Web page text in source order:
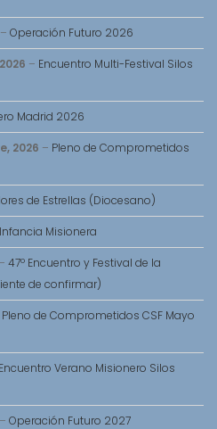
– Operación Futuro 2026
– Encuentro Multi-Festival Silos
Madrid 2026
2026 – Pleno de Comprometidos
de Estrellas (Diocesano)
Misionera
– 47º Encuentro y Festival de la
de confirmar)
Pleno de Comprometidos CSF Mayo
Encuentro Verano Misionero Silos
– Operación Futuro 2027